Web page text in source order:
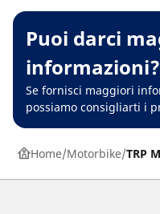
Puoi darci
informazioni?
Se fornisci maggiori
possiamo consigliarti i
Home Motorbike TRP